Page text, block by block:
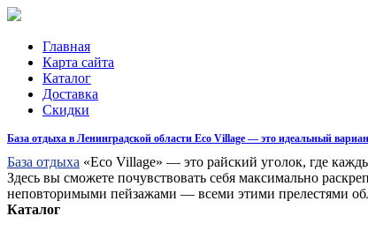
Главная
Карта сайта
Каталог
Доставка
Скидки
База отдыха в Ленинградской области Eco Village — это идеальный
База отдыха «Eco Village» — это райский уголок, где
Здесь вы сможете почувствовать себя максимально
неповторимыми пейзажами — всеми этими прелестями
Каталог